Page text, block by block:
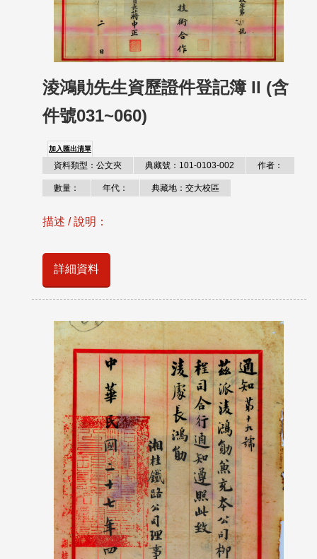
淩鴻勛先生資歷證件登記簿 II (含
件號031~060)
加入匯出清單
資料類型：公文夾 典藏號：101-0103-002 作者：
數量： 年代： 典藏地：交大校區
描述 / 說明：
詳細資料